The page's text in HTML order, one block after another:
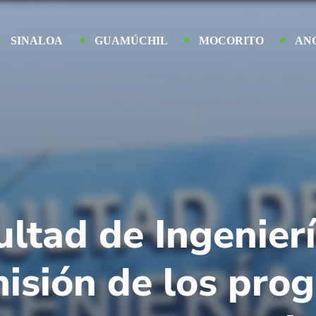
SINALOA GUAMÚCHIL MOCORITO
de
de los